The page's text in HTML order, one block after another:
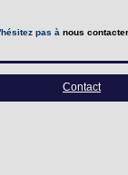
pas ànous
Contact